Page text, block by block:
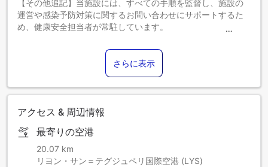
【その他追記】当施設には、すべての手順を監督し、施設の
運営や感染予防対策に関するお問い合わせにサポートするた
め、健康安全担当者が常駐しています。
または休止される場合がありますので、あらかじめご了承く
ださい。詳細は当施設へお問い合わせください。
このたびは当施設をお選びいただき、誠にありがとうござい
ます。スタッフ一同、心よりお迎えできることを楽しみにし
ております。
（月）まで夏季休業となります。期間中は、1階にある歴史あ
るブラッスリー「Silk」にて、7月7日～7月31日の間、シェフ
ジェレミー・ラヴィエによるビストロメニューを、ランチ12
さらに表示
アクセス & 周辺情報
最寄りの空港
20.07 km
リヨン・サン＝テグジュペリ国際空港 (LYS)